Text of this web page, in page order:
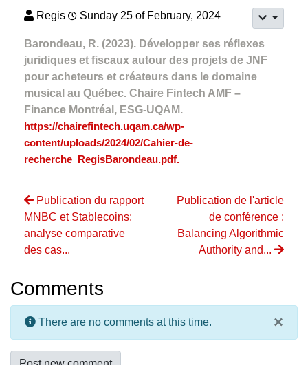
Regis Sunday 25 of February, 2024
Barondeau, R. (2023). Développer ses réflexes
juridiques et fiscaux autour des projets de JNF
pour acheteurs et créateurs dans le domaine
musical au Québec. Chaire Fintech AMF –
Finance Montréal, ESG-UQAM.
https://chairefintech.uqam.ca/wp-
content/uploads/2024/02/Cahier-de-
recherche_RegisBarondeau.pdf.
Publication du rapport
MNBC et Stablecoins:
analyse comparative
des cas...
Publication de l'article
de conférence :
Balancing Algorithmic
Authority and...
Comments
×
There are no comments at this time.